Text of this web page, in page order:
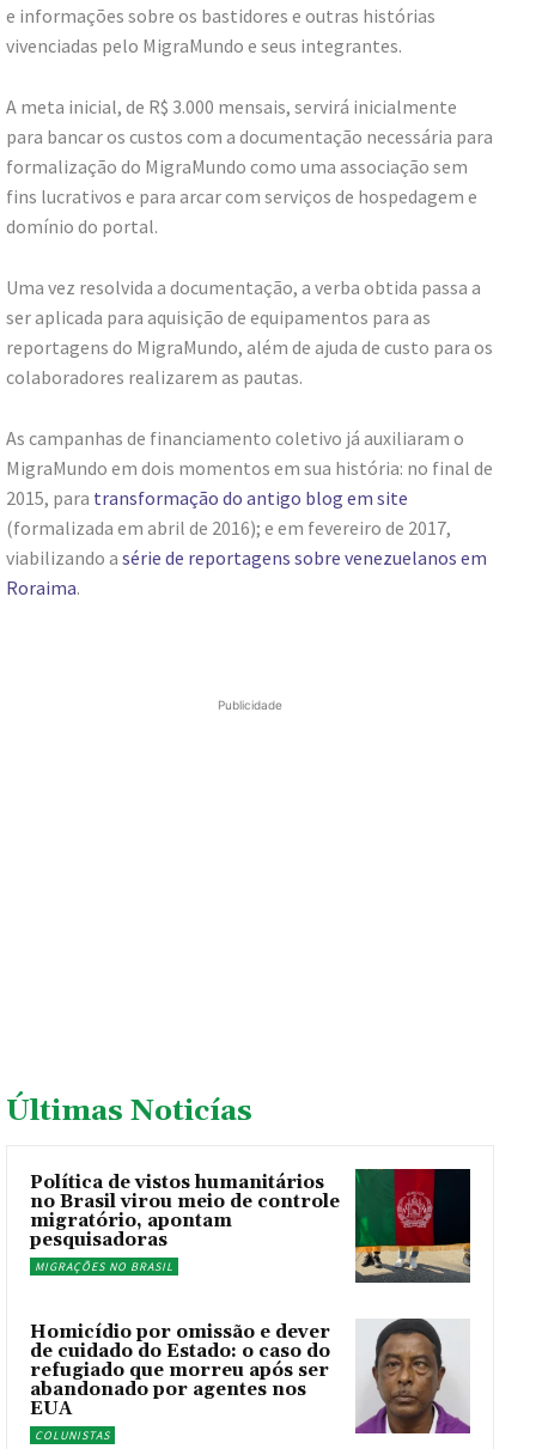
e informações sobre os bastidores e outras histórias
vivenciadas pelo MigraMundo e seus integrantes.​
A meta inicial, de R$ 3.000 mensais, servirá inicialmente
para bancar os custos com a documentação necessária para
formalização do MigraMundo como uma associação sem
fins lucrativos e para arcar com serviços de hospedagem e
domínio do portal.​
Uma vez resolvida a documentação, a verba obtida passa a
ser aplicada para aquisição de equipamentos para as
reportagens do MigraMundo, além de ajuda de custo para os
colaboradores realizarem as pautas.
As campanhas de financiamento coletivo já auxiliaram o
MigraMundo em dois momentos em sua história: no final de
2015, para transformação do antigo blog em site
(formalizada em abril de 2016); e em fevereiro de 2017,
viabilizando a série de reportagens sobre venezuelanos em
Roraima.
Publicidade
Últimas Noticías
Política de vistos humanitários
no Brasil virou meio de controle
migratório, apontam
pesquisadoras
MIGRAÇÕES NO BRASIL
Homicídio por omissão e dever
de cuidado do Estado: o caso do
refugiado que morreu após ser
abandonado por agentes nos
EUA
COLUNISTAS